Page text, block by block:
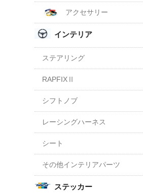
アクセサリー
インテリア
ステアリング
RAPFIXⅡ
シフトノブ
レーシングハーネス
シート
その他インテリアパーツ
ステッカー